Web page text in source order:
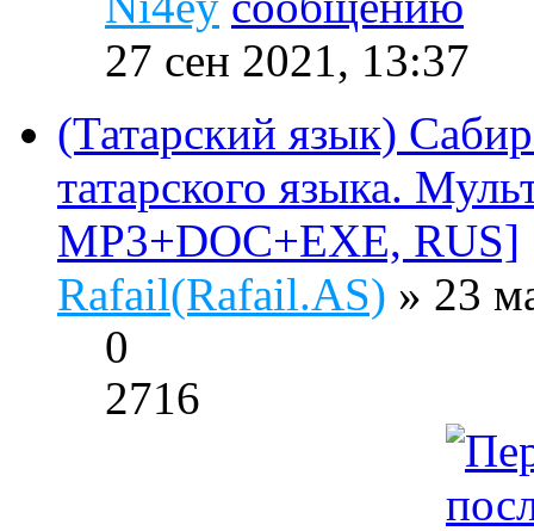
27 сен 2021, 13:37
(Татарский язык)
татарского языка.
MP3+DOC+EXE, RUS]
Rafail(Rafail.AS) » 23
0
2716